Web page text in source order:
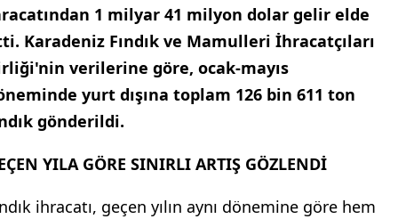
1 milyar 41 milyon dolar gelir elde
Karadeniz Fındık ve Mamulleri İhracatçıları
verilerine göre, ocak-mayıs
yurt dışına toplam 126 bin 611 ton
gönderildi.
YILA GÖRE SINIRLI ARTIŞ GÖZLENDİ
ihracatı, geçen yılın aynı dönemine göre hem